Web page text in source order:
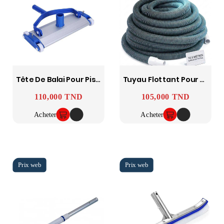
Tête De Balai Pour Piscine En Aluminium 35 Cm Avec Adaptateur Tuyau 2"
Prix
110,000 TND
Acheter
Tuyau Flottant Pour Piscine 10.5m Ø38mm (1.5") Spiralé
Prix
105,000 TND
Acheter